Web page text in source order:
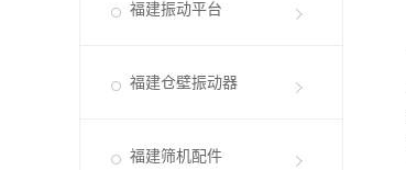
福建振动平台
福建仓壁振动器
福建筛机配件